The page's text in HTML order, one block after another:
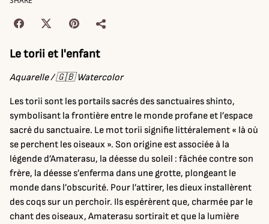
Le torii et l'enfant
Aquarelle / 🇬🇧 Watercolor
Les torii sont les portails sacrés des sanctuaires shinto,
symbolisant la frontière entre le monde profane et l’espace
sacré du sanctuaire. Le mot torii signifie littéralement « là où
se perchent les oiseaux ». Son origine est associée à la
légende d’Amaterasu, la déesse du soleil : fâchée contre son
frère, la déesse s’enferma dans une grotte, plongeant le
monde dans l’obscurité. Pour l’attirer, les dieux installèrent
des coqs sur un perchoir. Ils espérèrent que, charmée par le
chant des oiseaux, Amaterasu sortirait et que la lumière